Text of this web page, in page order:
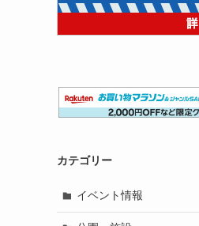
カテゴリー
イベント情報